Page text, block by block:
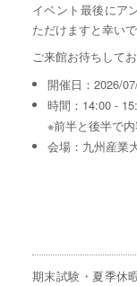
イベント最後にア
ただけますと幸いで
ご来館お待ちしてお
開催日：2026/
時間：14:00 -
※前半と後半で
会場：九州産業
期末試験・夏季休